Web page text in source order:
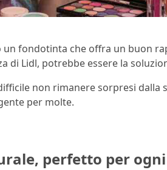
un fondotinta che offra un buon
di Lidl, potrebbe essere la
non rimanere sorpresi dalla
per molte.
perfetto per